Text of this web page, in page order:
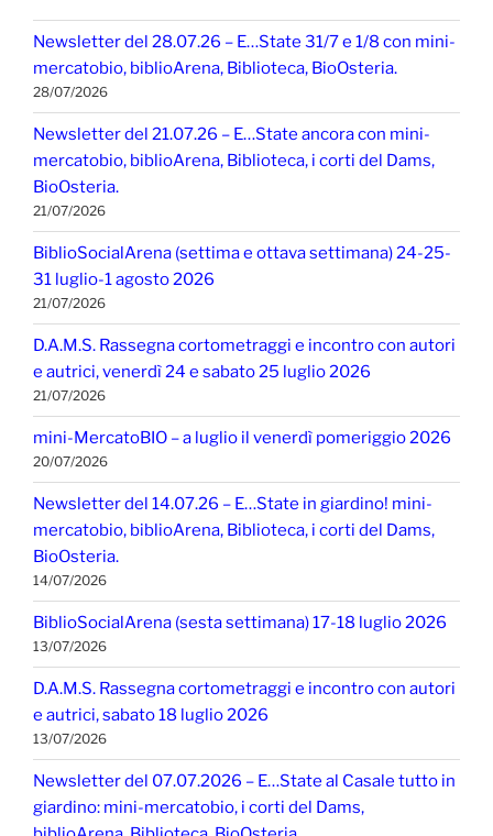
Newsletter del 28.07.26 – E…State 31/7 e 1/8 con mini-
mercatobio, biblioArena, Biblioteca, BioOsteria.
28/07/2026
Newsletter del 21.07.26 – E…State ancora con mini-
mercatobio, biblioArena, Biblioteca, i corti del Dams,
BioOsteria.
21/07/2026
BiblioSocialArena (settima e ottava settimana) 24-25-
31 luglio-1 agosto 2026
21/07/2026
D.A.M.S. Rassegna cortometraggi e incontro con autori
e autrici, venerdì 24 e sabato 25 luglio 2026
21/07/2026
mini-MercatoBIO – a luglio il venerdì pomeriggio 2026
20/07/2026
Newsletter del 14.07.26 – E…State in giardino! mini-
mercatobio, biblioArena, Biblioteca, i corti del Dams,
BioOsteria.
14/07/2026
BiblioSocialArena (sesta settimana) 17-18 luglio 2026
13/07/2026
D.A.M.S. Rassegna cortometraggi e incontro con autori
e autrici, sabato 18 luglio 2026
13/07/2026
Newsletter del 07.07.2026 – E…State al Casale tutto in
giardino: mini-mercatobio, i corti del Dams,